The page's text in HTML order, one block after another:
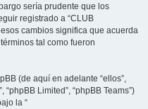
sería prudente que los
registrado a “CLUB
cambios significa que acuerda
tal como fueron
(de aquí en adelante “ellos”,
“phpBB Limited”, “phpBB Teams”)
la “